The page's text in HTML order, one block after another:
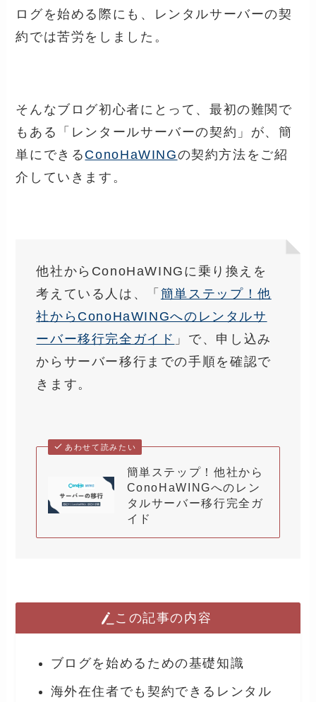
ログを始める際にも、レンタルサーバーの契
約では苦労をしました。
そんなブログ初心者にとって、最初の難関で
もある「レンタールサーバーの契約」が、簡
単にできる ConoHaWINGの契約方法をご紹
介していきます。
他社からConoHaWINGに乗り換えを
考えている人は、「 簡単ステップ！他
社からConoHaWINGへのレンタルサ
ーバー移行完全ガイド 」で、申し込み
からサーバー移行までの手順を確認で
きます。
あわせて読みたい
簡単ステップ！他社から
ConoHaWINGへのレン
タルサーバー移行完全ガ
イド
この記事の内容
ブログを始めるための基礎知識
海外在住者でも契約できるレンタル